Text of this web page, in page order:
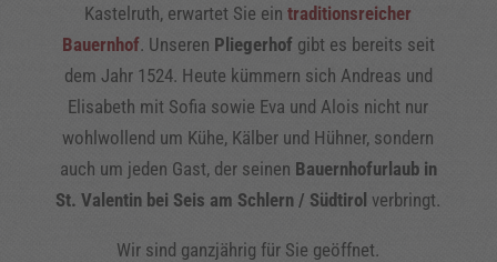
Kastelruth, erwartet Sie eintraditionsreicher
Bauernhof. Unseren Pliegerhof gibt es bereits seit
dem Jahr 1524. Heute kümmern sich Andreas und
Elisabeth mit Sofia sowie Eva und Alois nicht nur
wohlwollend um Kühe, Kälber und Hühner, sondern
auch um jeden Gast, der seinen Bauernhofurlaub in
St. Valentin bei Seis am Schlern / Südtirol verbringt.
Wir sind ganzjährig für Sie geöffnet.